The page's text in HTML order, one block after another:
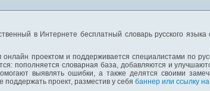
в Интернете бесплатный словарь русского
проектом и поддерживается специалистами по
пополняется словарная база, добавляются и
выявлять ошибки, а также делятся своими
проект, разместив у себя баннер или ссылку